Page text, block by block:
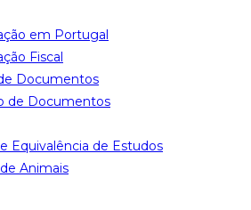
em Portugal
Fiscal
Documentos
de Documentos
Equivalência de Estudos
Animais